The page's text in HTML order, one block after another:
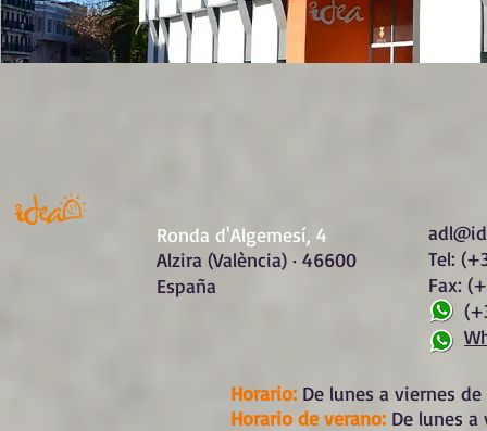
Horario: De lunes a viernes
Horario de verano: De lunes a
Ronda d'Algemesí, 4
Alzira (València) · 46600
España
Tel:
Fax: